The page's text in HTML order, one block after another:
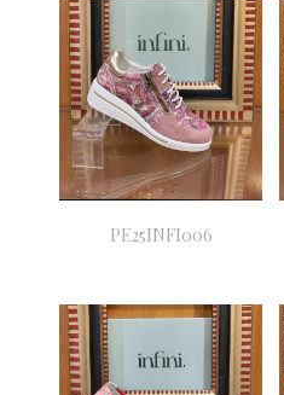
PE25INFI006